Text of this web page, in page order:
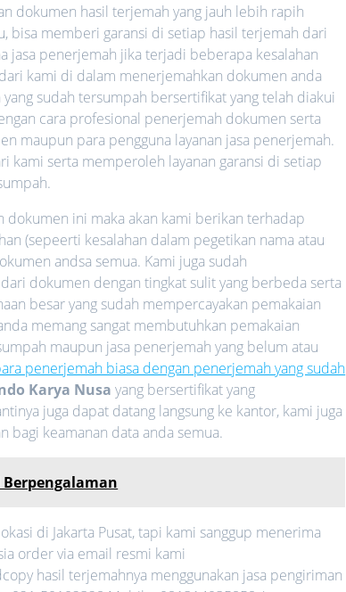
dokumen hasil terjemah yang jauh lebih rapih
bisa memberi garansi di setiap hasil terjemah dari
jasa penerjemah jika terjadi beberapa kesalahan
kami di dalam menerjemahkan dokumen anda
sudah tersumpah bersertifikat yang telah diakui
cara profesional penerjemah dokumen serta
maupun para pengguna layanan jasa penerjemah.
kami serta memperoleh layanan garansi di setiap
dokumen ini maka akan kami berikan terhadap
(sepeerti kesalahan dalam pegetikan nama atau
andsa semua. Kami juga sudah
dokumen dengan tingkat sulit yang berbeda serta
besar yang sudah mempercayakan pemakaian
memang sangat membutuhkan pemakaian
maupun jasa penerjemah yang belum atau
penerjemah biasa dengan penerjemah yang sudah
Karya Nusa yang bersertifikat yang
juga dapat datang langsung ke kantor, kami juga
keamanan data anda semua.
Berpengalaman
di Jakarta Pusat, tapi kami sanggup menerima
order via email resmi kami
hasil terjemahnya menggunakan jasa pengiriman